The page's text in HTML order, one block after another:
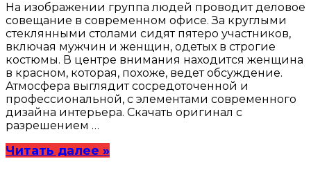
На изображении группа людей проводит деловое
совещание в современном офисе. За круглыми
стеклянными столами сидят пятеро участников,
включая мужчин и женщин, одетых в строгие
костюмы. В центре внимания находится женщина
в красном, которая, похоже, ведет обсуждение.
Атмосфера выглядит сосредоточенной и
профессиональной, с элементами современного
дизайна интерьера. Скачать оригинал с
разрешением …
Читать далее »